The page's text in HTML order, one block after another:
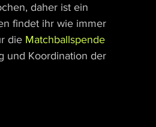
daher ist ein
findet ihr wie immer
die Matchballspende
und Koordination der